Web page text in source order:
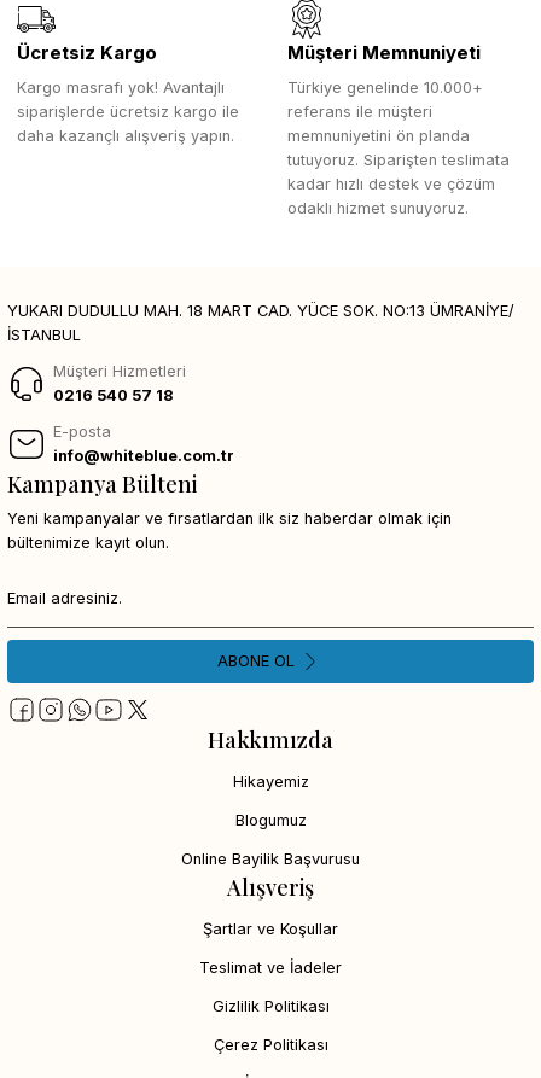
Ücretsiz Kargo
Kargo masrafı yok! Avantajlı
siparişlerde ücretsiz kargo ile
daha kazançlı alışveriş yapın.
Müşteri Memnuniyeti
Türkiye genelinde 10.000+
referans ile müşteri
memnuniyetini ön planda
tutuyoruz. Siparişten teslimata
kadar hızlı destek ve çözüm
odaklı hizmet sunuyoruz.
YUKARI DUDULLU MAH. 18 MART CAD. YÜCE SOK. NO:13 ÜMRANİYE/
İSTANBUL
Müşteri Hizmetleri
0216 540 57 18
E-posta
info@whiteblue.com.tr
Hakkımızda
Hikayemiz
Blogumuz
Online Bayilik Başvurusu
Alışveriş
Şartlar ve Koşullar
Teslimat ve İadeler
Gizlilik Politikası
Çerez Politikası
Kampanya Bülteni
Yeni kampanyalar ve fırsatlardan ilk siz haberdar olmak için
bültenimize kayıt olun.
ABONE OL